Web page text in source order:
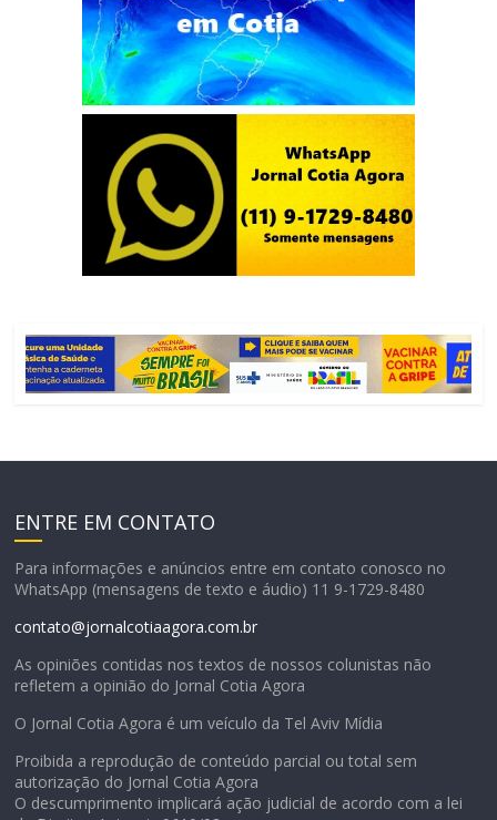
ENTRE EM CONTATO
Para informações e anúncios entre em contato conosco no
WhatsApp (mensagens de texto e áudio) 11 9-1729-8480
contato@jornalcotiaagora.com.br
As opiniões contidas nos textos de nossos colunistas não
refletem a opinião do Jornal Cotia Agora
O Jornal Cotia Agora é um veículo da Tel Aviv Mídia
Proibida a reprodução de conteúdo parcial ou total sem
autorização do Jornal Cotia Agora
O descumprimento implicará ação judicial de acordo com a lei